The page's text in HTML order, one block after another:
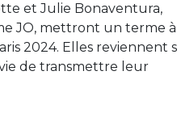
et Julie Bonaventura,
JO, mettront un terme à
2024. Elles reviennent
de transmettre leur